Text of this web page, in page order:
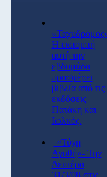
Η εκπομπή
αυτή την
εβδομάδα
προσφέρει
βιβλία από τις
εκδόσεις
Πατάκη και
Ιωλκός.
«Τύχη
Αγαθή»- Την
Δευτέρα
31/3/08 στις